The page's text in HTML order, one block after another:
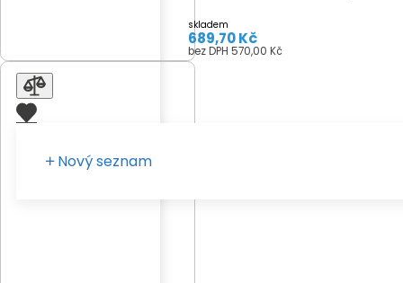
skladem
689,70 Kč
bez DPH 570,00 Kč
Nový seznam